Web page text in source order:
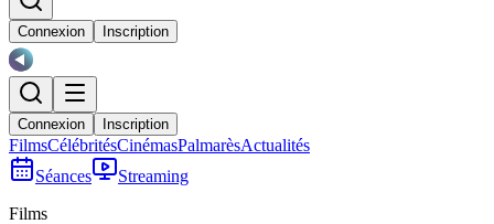
Connexion Inscription
Connexion Inscription
FilmsCélébritésCinémasPalmarèsActualités
Séances
Streaming
Films